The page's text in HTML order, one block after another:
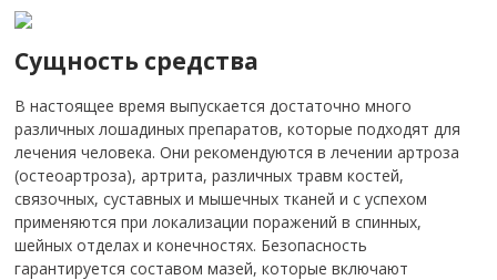
Сущность средства
В настоящее время выпускается достаточно много
различных лошадиных препаратов, которые подходят для
лечения человека. Они рекомендуются в лечении артроза
(остеоартроза), артрита, различных травм костей,
связочных, суставных и мышечных тканей и с успехом
применяются при локализации поражений в спинных,
шейных отделах и конечностях. Безопасность
гарантируется составом мазей, которые включают